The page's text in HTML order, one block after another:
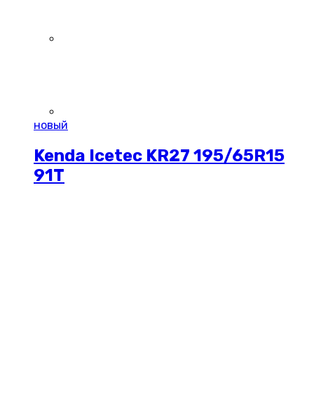
новый
Kenda Icetec KR27 195/65R15
91T